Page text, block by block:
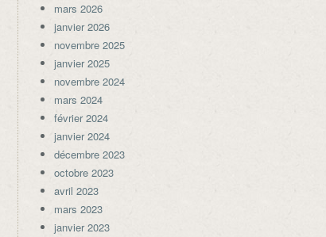
mars 2026
janvier 2026
novembre 2025
janvier 2025
novembre 2024
mars 2024
février 2024
janvier 2024
décembre 2023
octobre 2023
avril 2023
mars 2023
janvier 2023